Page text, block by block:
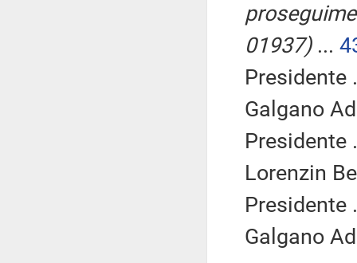
01937)...
Presidente
Galgano
Presidente
Lorenzin
Presidente
Galgano